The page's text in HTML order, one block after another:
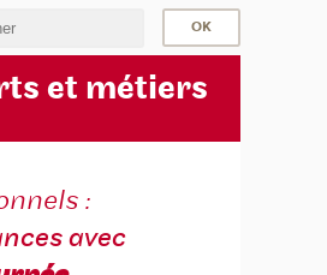
et métiers
:
avec